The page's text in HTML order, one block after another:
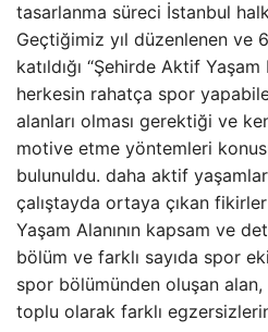
tasarlanma süreci İstanbul
Geçtiğimiz yıl düzenlenen ve
katıldığı “Şehirde Aktif
herkesin rahatça spor
alanları olması gerektiği ve
motive etme yöntemleri
bulunuldu. daha aktif
çalıştayda ortaya çıkan
Yaşam Alanının kapsam ve
bölüm ve farklı sayıda spor
spor bölümünden oluşan
toplu olarak farklı